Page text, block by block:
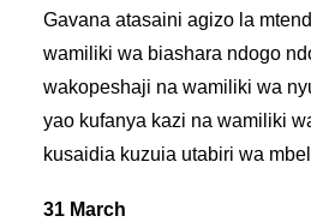
Gavana atasaini agizo la
wamiliki wa biashara ndogo
wakopeshaji na wamiliki wa
yao kufanya kazi na wamiliki
kusaidia kuzuia utabiri wa
31 March